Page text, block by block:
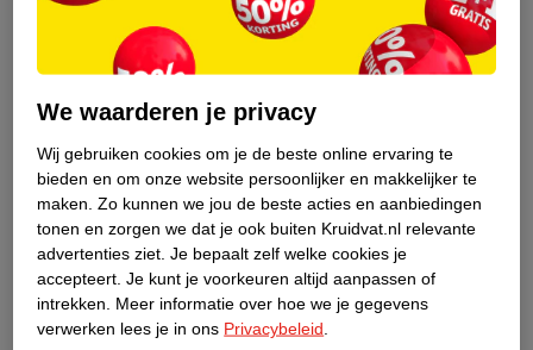
Kruidvat is een erkend specialist in
zelfzorg, ook online. Wat je
gezondheidsvraag ook is, stel hem aan
Stel je gezondheidsvraag
Ook in deze winkel
Kruidvat.nl ophaalpunt
Laat je bestelling snel en gemakkelijk bezorgen in de
We waarderen je privacy
Wij gebruiken cookies om je de beste online ervaring te
bieden en om onze website persoonlijker en makkelijker te
maken. Zo kunnen we jou de beste acties en aanbiedingen
tonen en zorgen we dat je ook buiten Kruidvat.nl relevante
advertenties ziet. Je bepaalt zelf welke cookies je
accepteert. Je kunt je voorkeuren altijd aanpassen of
intrekken.
Meer informatie over hoe we je gegevens
verwerken lees je in ons Privacybeleid